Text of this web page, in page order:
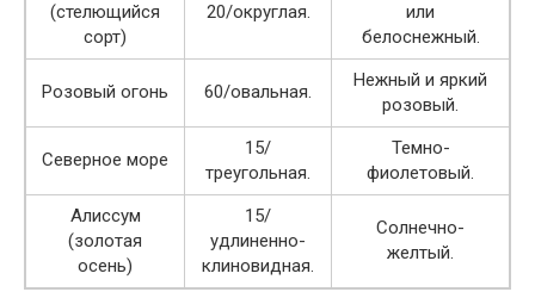
(стелющийся
сорт)
20/округлая.
или
белоснежный.
Розовый огонь 60/овальная.
Нежный и яркий
розовый.
Северное море
15/
треугольная.
Темно-
фиолетовый.
Алиссум
(золотая
осень)
15/
удлиненно-
клиновидная.
Солнечно-
желтый.